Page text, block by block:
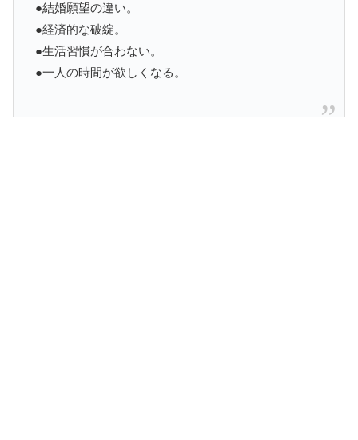
●結婚願望の違い。
●経済的な破綻。
●生活習慣が合わない。
●一人の時間が欲しくなる。